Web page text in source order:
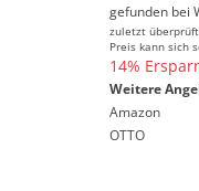
gefunden bei
zuletzt
Preis kann sich
14%
Weitere
Amazon
OTTO